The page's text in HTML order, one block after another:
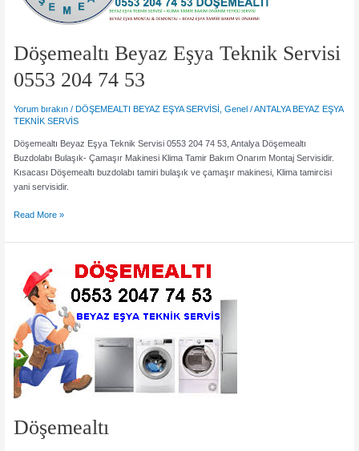
Döşemealtı Beyaz Eşya Teknik Servisi
0553 204 74 53
Yorum bırakın / DÖŞEMEALTI BEYAZ EŞYA SERVİSİ Genel /ANTALYA BEYAZ EŞYA
TEKNİK SERVİS
Döşemealtı Beyaz Eşya Teknik Servisi 0553 204 74 53, Antalya Döşemealtı
Buzdolabı Bulaşık- Çamaşır Makinesi Klima Tamir Bakım Onarım Montaj Servisidir.
Kısacası Döşemealtı buzdolabı tamiri bulaşık ve çamaşır makinesi, Klima tamircisi
yani servisidir.
Döşemealtı
Eşya
Servisi
0553
204
53
Read More »
Döşemealtı